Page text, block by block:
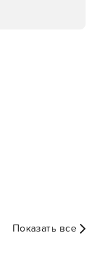
Показать все